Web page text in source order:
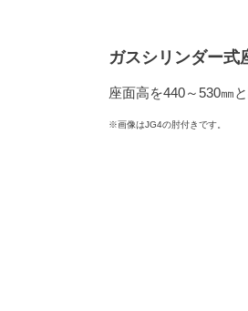
ガスシリンダー式
座面高を440～530㎜
※画像はJG4の肘付きです。